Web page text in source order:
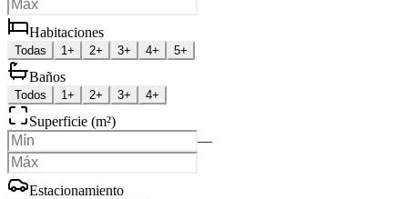
Habitaciones
Todas 1+ 2+ 3+ 4+ 5+
Baños
Todos 1+ 2+ 3+ 4+
Superficie (m²)
—
Estacionamiento